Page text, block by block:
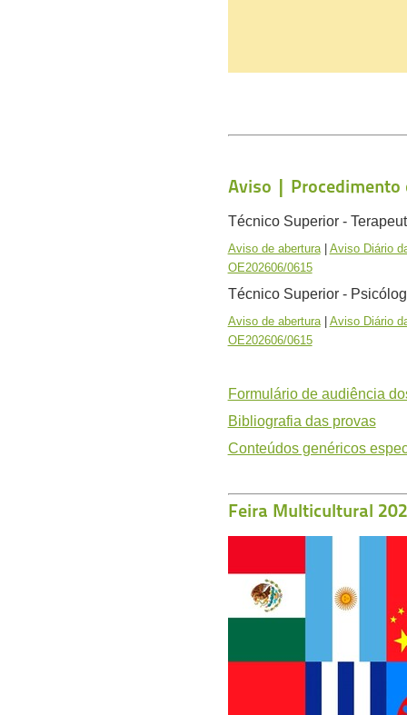
Aviso | Procedimento
Técnico Superior -
Aviso de abertura| Aviso Diário
OE202606/0615
Técnico Superior -
Aviso de abertura| Aviso Diário
OE202606/0615
Formulário de audiência
Bibliografia das provas
Conteúdos genéricos
Feira Multicultural